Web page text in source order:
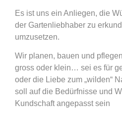
Es ist uns ein Anliegen, die
der Gartenliebhaber zu
umzusetzen.
Wir planen, bauen und
gross oder klein… sei es für
oder die Liebe zum „wilden“
soll auf die Bedürfnisse und
Kundschaft angepasst sein